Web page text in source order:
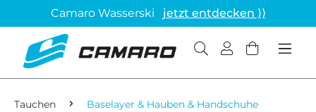
Camaro Wasserski jetzt entdecken ⟩⟩
Tauchen Baselayer & Hauben & Handschuhe